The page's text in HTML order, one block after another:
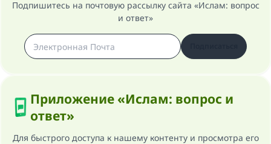
Подпишитесь на почтовую рассылку сайта «Ислам: вопрос
и ответ»
Приложение «Ислам: вопрос и
ответ»
Для быстрого доступа к нашему контенту и просмотра его